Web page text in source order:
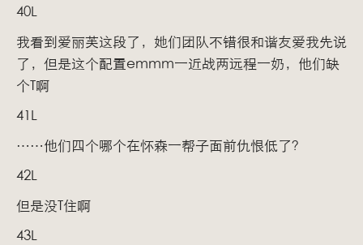
40L
我看到爱丽芙这段了，她们团队不错很和谐友爱我先说
了，但是这个配置emmm一近战两远程一奶，他们缺
个T啊
41L
……他们四个哪个在怀森一帮子面前仇恨低了？
42L
但是没T住啊
43L